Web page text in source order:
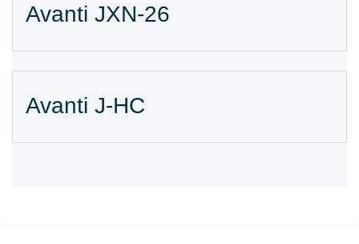
Avanti JXN-26
Avanti J-HC